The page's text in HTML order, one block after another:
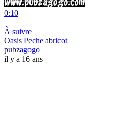
0:10
|
À suivre
Oasis Peche abricot
pubzagogo
il y a 16 ans